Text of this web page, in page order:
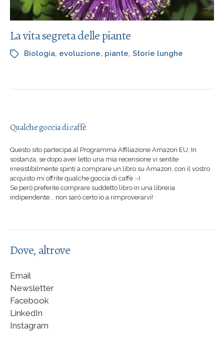
La vita segreta delle piante
Biologia, evoluzione, piante, Storie lunghe
Qualche goccia di caffè
Questo sito partecipa al Programma Affiliazione Amazon EU. In
sostanza, se dopo aver letto una mia recensione vi sentite
irresistibilmente spinti a comprare un libro su Amazon, con il vostro
acquisto mi offrite qualche goccia di caffè :-)
Se però preferite comprare suddetto libro in una libreria
indipendente... non sarò certo io a rimproverarvi!
Dove, altrove
Email
Newsletter
Facebook
LinkedIn
Instagram